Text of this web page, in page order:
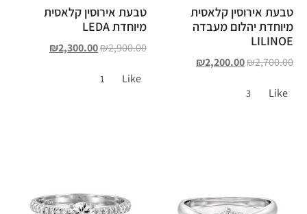
טבעת אירוסין קלאסית
מיוחדת יהלום מעבדה
LILINOE
₪2,700.00
₪2,200.00
Like
3
טבעת אירוסין קלאסית
מיוחדת LEDA
₪2,900.00
₪2,300.00
Like
1